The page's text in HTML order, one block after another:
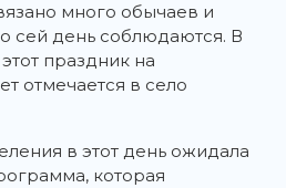
много обычаев и
сей день соблюдаются. В
праздник на
отмечается в село
в этот день ожидала
которая